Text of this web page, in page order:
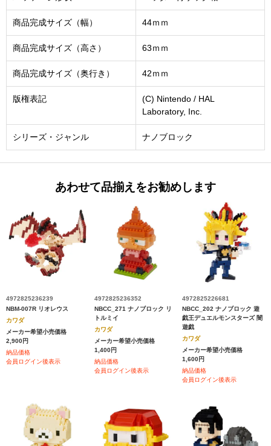
商品完成サイズ（幅） 44ｍｍ
商品完成サイズ（高さ） 63ｍｍ
商品完成サイズ（奥行き） 42ｍｍ
版権表記
(C) Nintendo / HAL
Laboratory, Inc.
シリーズ・ジャンル ナノブロック
あわせて品揃えをお勧めします
4972825236239
NBM-007R リオレウス
カワダ
メーカー希望小売価格
2,900円
納品価格
会員ログイン後表示
4972825236352
NBCC_271 ナノブロック リ
トルミイ
カワダ
メーカー希望小売価格
1,400円
納品価格
会員ログイン後表示
4972825226681
NBCC_202 ナノブロック 遊
戯王デュエルモンスターズ 闇
遊戯
カワダ
メーカー希望小売価格
1,600円
納品価格
会員ログイン後表示